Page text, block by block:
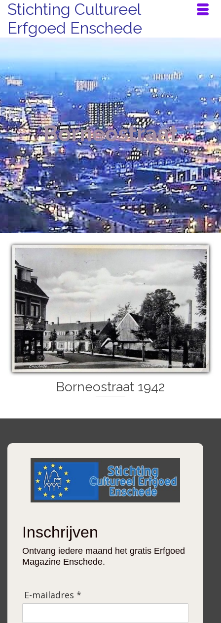
Stichting Cultureel
Erfgoed Enschede
Borneostraat
Borneostraat 1942
Inschrijven
Ontvang iedere maand het gratis Erfgoed
Magazine Enschede.
E-mailadres *